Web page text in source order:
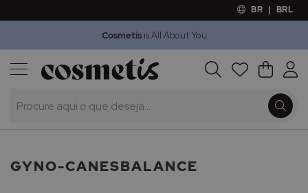
BR | BRL
Cosmetisis All About You
Procura O Meu
Outlet
GYNO-CANESBALANCE